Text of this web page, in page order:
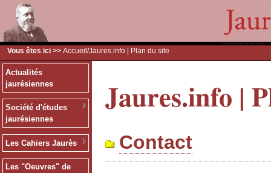
Vous êtes ici >> Accueil /Jaures.info | Plan du site
Actualités
jaurésiennes
Société d'études
jaurésiennes
Les Cahiers Jaurès
Les "Oeuvres" de
Jaures.info |
Contact